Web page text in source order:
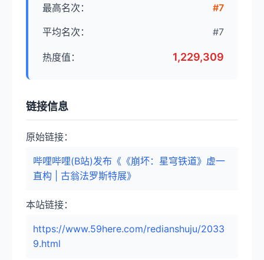
最高名次： #7
平均名次： #7
热度值： 1,229,309
链接信息
原始链接：
哔哩哔哩(B站)发布《《崩坏：星穹铁道》虚一
直构 | 古翁法罗斯特展》
本站链接：
https://www.59here.com/redianshuju/2033
9.html